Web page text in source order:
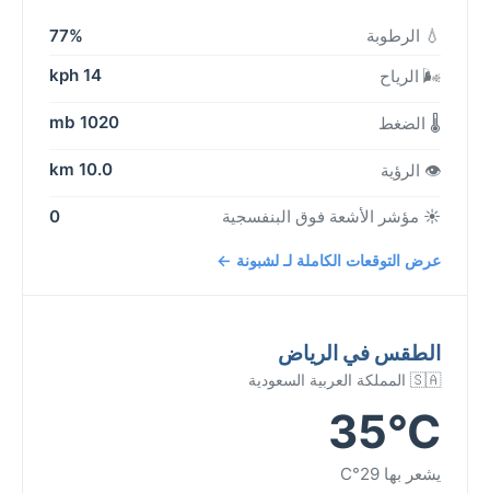
💧 الرطوبة
77%
🌬️ الرياح
14 kph
🌡️ الضغط 1020 mb
👁️ الرؤية 10.0 km
☀️ مؤشر الأشعة فوق البنفسجية 0
عرض التوقعات الكاملة لـ لشبونة ←
الطقس في الرياض
🇸🇦 المملكة العربية السعودية
35°C
يشعر بها 29°C